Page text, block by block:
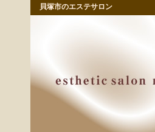
貝塚市のエステサロン